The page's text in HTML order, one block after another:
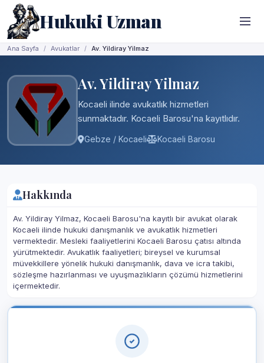
Hukuki Uzman
Ana Sayfa Avukatlar Av. Yildiray Yilmaz
Av. Yildiray Yilmaz
Kocaeli ilinde avukatlık hizmetleri
sunmaktadır. Kocaeli Barosu'na kayıtlıdır.
Gebze / Kocaeli Kocaeli Barosu
Hakkında
Av. Yildiray Yilmaz, Kocaeli Barosu'na kayıtlı bir avukat olarak
Kocaeli ilinde hukuki danışmanlık ve avukatlık hizmetleri
vermektedir. Mesleki faaliyetlerini Kocaeli Barosu çatısı altında
yürütmektedir. Avukatlık faaliyetleri; bireysel ve kurumsal
müvekkillere yönelik hukuki danışmanlık, dava ve icra takibi,
sözleşme hazırlanması ve uyuşmazlıkların çözümü hizmetlerini
içermektedir.